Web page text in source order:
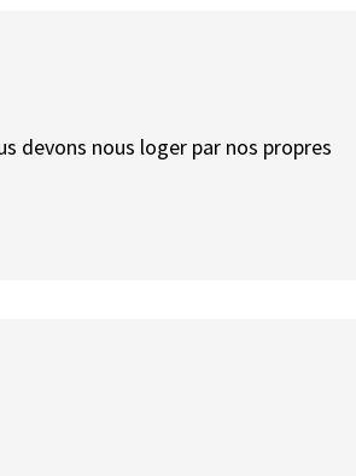
devons nous loger par nos propres